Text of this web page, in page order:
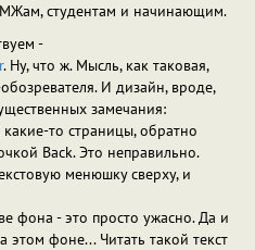
студентам и начинающим.
-
. Ну, что ж. Мысль, как таковая,
И дизайн, вроде,
замечания:
то страницы, обратно
Back. Это неправильно.
менюшку сверху, и
фона - это просто ужасно. Да и
фоне... Читать такой текст